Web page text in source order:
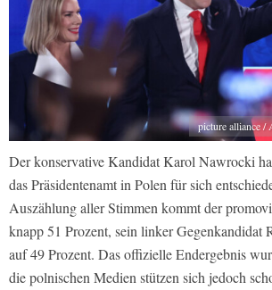
picture alliance /
Der konservative Kandidat Karol Nawrocki
das Präsidentenamt in Polen für sich
Auszählung aller Stimmen kommt der
knapp 51 Prozent, sein linker Gegenkandidat
auf 49 Prozent. Das offizielle Endergebnis
die polnischen Medien stützen sich jedoch